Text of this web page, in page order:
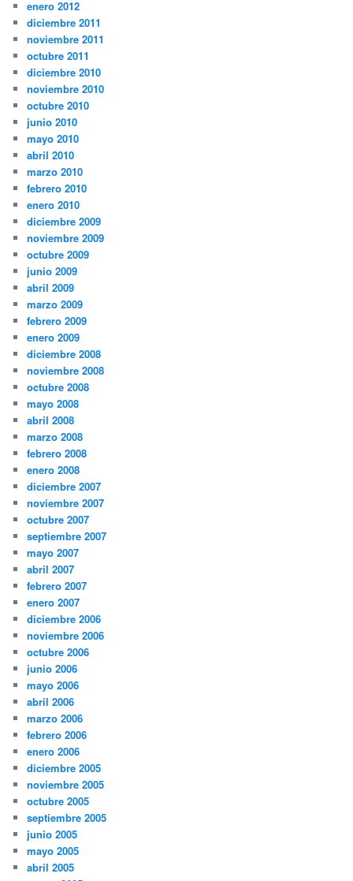
enero 2012
diciembre 2011
noviembre 2011
octubre 2011
diciembre 2010
noviembre 2010
octubre 2010
junio 2010
mayo 2010
abril 2010
marzo 2010
febrero 2010
enero 2010
diciembre 2009
noviembre 2009
octubre 2009
junio 2009
abril 2009
marzo 2009
febrero 2009
enero 2009
diciembre 2008
noviembre 2008
octubre 2008
mayo 2008
abril 2008
marzo 2008
febrero 2008
enero 2008
diciembre 2007
noviembre 2007
octubre 2007
septiembre 2007
mayo 2007
abril 2007
febrero 2007
enero 2007
diciembre 2006
noviembre 2006
octubre 2006
junio 2006
mayo 2006
abril 2006
marzo 2006
febrero 2006
enero 2006
diciembre 2005
noviembre 2005
octubre 2005
septiembre 2005
junio 2005
mayo 2005
abril 2005